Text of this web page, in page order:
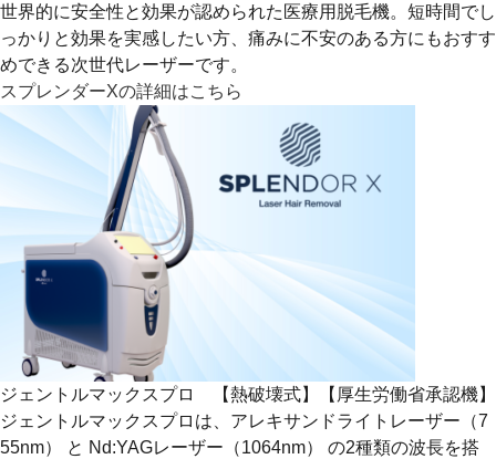
世界的に安全性と効果が認められた医療用脱毛機。短時間でし
っかりと効果を実感したい方、痛みに不安のある方にもおすす
めできる次世代レーザーです。
スプレンダーXの詳細はこちら
ジェントルマックスプロ 【熱破壊式】【厚生労働省承認機】
ジェントルマックスプロは、アレキサンドライトレーザー（7
55nm） と Nd:YAGレーザー（1064nm） の2種類の波長を搭